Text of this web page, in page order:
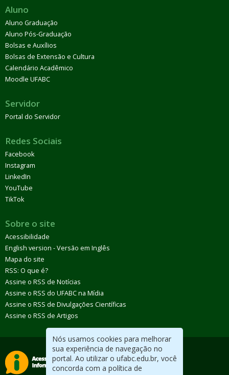
Nós usamos cookies para melhorar
sua experiência de navegação no
portal. Ao utilizar o ufabc.edu.br, você
concorda com a política de
Aluno
Aluno Graduação
Aluno Pós-Graduação
Bolsas e Auxílios
Bolsas de Extensão e Cultura
Calendário Acadêmico
Moodle UFABC
Servidor
Portal do Servidor
Redes Sociais
Facebook
Instagram
LinkedIn
YouTube
TikTok
Sobre o site
Acessibilidade
English version - Versão em Inglês
Mapa do site
RSS: O que é?
Assine o RSS de Notícias
Assine o RSS do UFABC na Mídia
Assine o RSS de Divulgações Científicas
Assine o RSS de Artigos